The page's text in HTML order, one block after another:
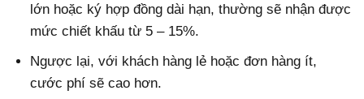
lớn hoặc ký hợp đồng dài hạn, thường sẽ nhận được
mức chiết khấu từ 5 – 15%.
Ngược lại, với khách hàng lẻ hoặc đơn hàng ít,
cước phí sẽ cao hơn.